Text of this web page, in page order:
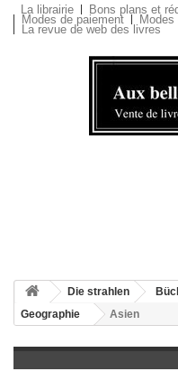
La librairie Bons plans et
Modes de paiement
La revue de web des livres
Die strahlen
Geographie
Asien